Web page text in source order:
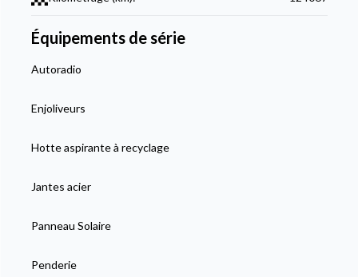
Équipements de série
Autoradio
Enjoliveurs
Hotte aspirante à recyclage
Jantes acier
Panneau Solaire
Penderie